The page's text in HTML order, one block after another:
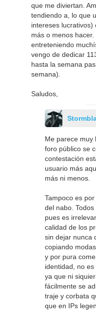
que me diviertan.
tendiendo a, lo que
intereses
más o menos
entreteniendo
vengo de dedicar
hasta la semana
semana).
Saludos,
Me parece muy
foro público se
contestación
usuario más
más ni menos.
Tampoco es
del nabo.
pues es
calidad de los
sin dejar nunca
copiando
y por pura
identidad, no
ya que ni
fácilmente se
traje y corbata
que en IPs